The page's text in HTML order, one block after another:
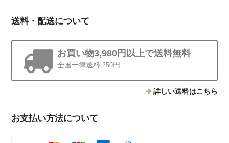
送料・配送について
お買い物3,980円以上で送料無料
全国一律送料 250円
詳しい送料はこちら
お支払い方法について